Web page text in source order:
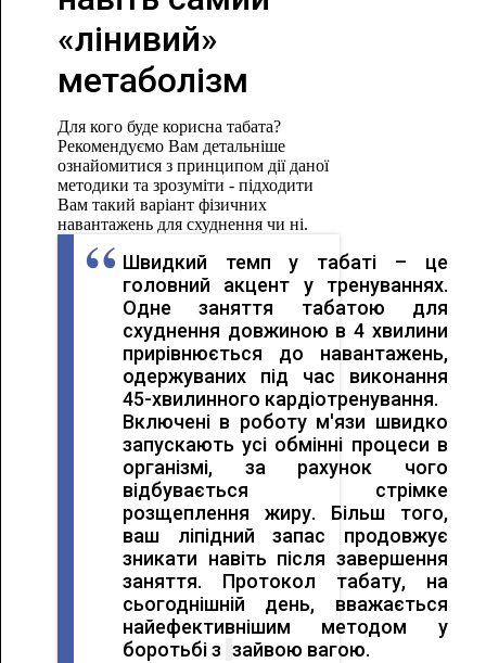
«лінивий»
метаболізм
Для кого буде корисна табата?
Рекомендуємо Вам детальніше
ознайомитися з принципом дії даної
методики та зрозуміти - підходити
Вам такий варіант фізичних
навантажень для схуднення чи ні.
Швидкий темп у табаті – це
головний акцент у тренуваннях.
Одне заняття табатою для
схуднення довжиною в 4 хвилини
прирівнюється до навантажень,
одержуваних під час виконання
45-хвилинного кардіотренування.
Включені в роботу м'язи швидко
запускають усі обмінні процеси в
організмі, за рахунок чого
відбувається стрімке
розщеплення жиру. Більш того,
ваш ліпідний запас продовжує
зникати навіть після завершення
заняття. Протокол табату, на
сьогоднішній день, вважається
найефективнішим методом у
боротьбі з зайвою вагою.